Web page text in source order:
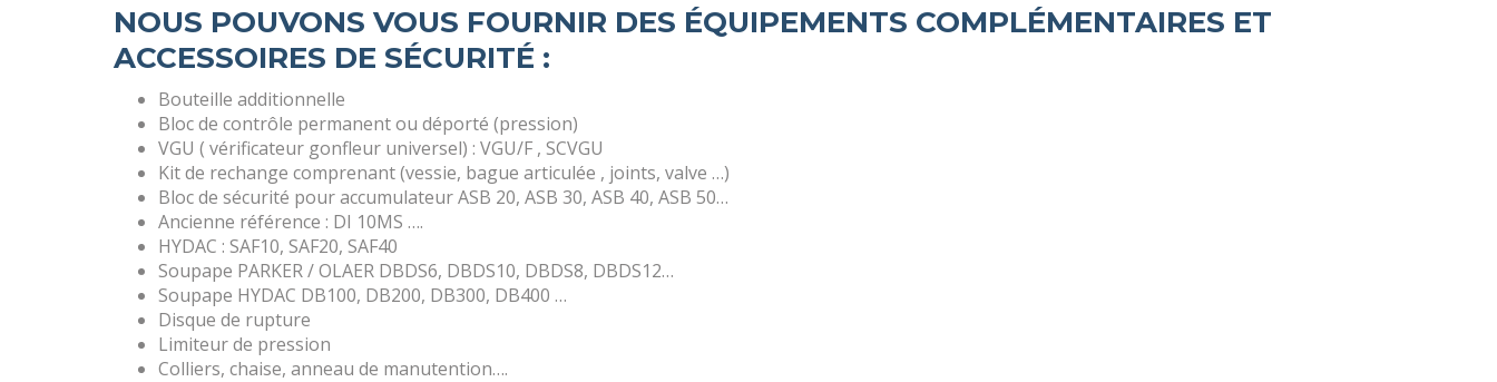
NOUS POUVONS VOUS FOURNIR DES ÉQUIPEMENTS COMPLÉMENTAIRES ET
ACCESSOIRES DE SÉCURITÉ :
Bouteille additionnelle
Bloc de contrôle permanent ou déporté (pression)
VGU ( vérificateur gonfleur universel) : VGU/F , SCVGU
Kit de rechange comprenant (vessie, bague articulée , joints, valve …)
Bloc de sécurité pour accumulateur ASB 20, ASB 30, ASB 40, ASB 50…
Ancienne référence : DI 10MS ….
HYDAC : SAF10, SAF20, SAF40
Soupape PARKER / OLAER DBDS6, DBDS10, DBDS8, DBDS12…
Soupape HYDAC DB100, DB200, DB300, DB400 …
Disque de rupture
Limiteur de pression
Colliers, chaise, anneau de manutention….